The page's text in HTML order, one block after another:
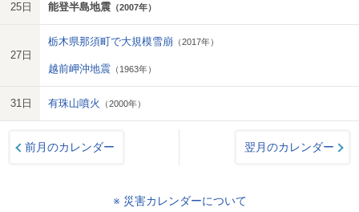
25日 能登半島地震 （2007年）
27日
栃木県那須町で大規模雪崩 （2017年）
越前岬沖地震 （1963年）
31日 有珠山噴火 （2000年）
前月のカレンダー 翌月のカレンダー
※ 災害カレンダーについて